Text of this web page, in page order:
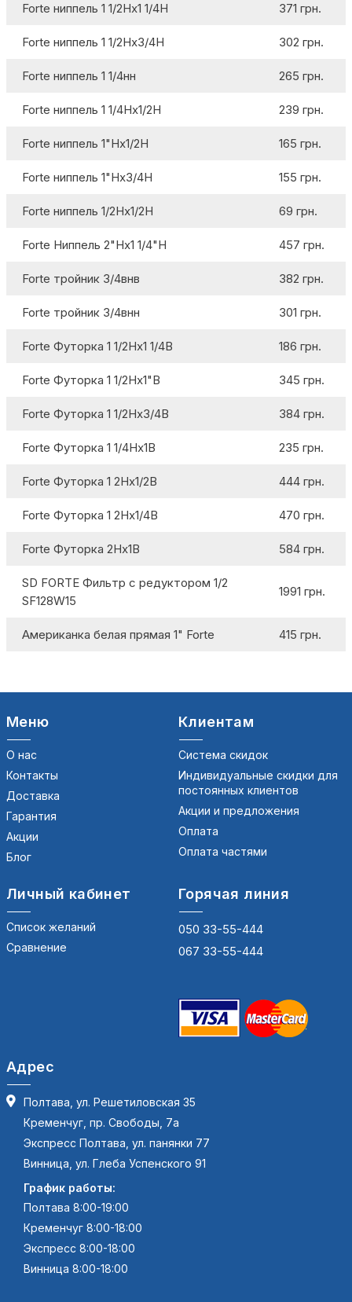
Forte ниппель 1 1/2Нх1 1/4Н 371 грн.
Forte ниппель 1 1/2Нх3/4Н 302 грн.
Forte ниппель 1 1/4нн 265 грн.
Forte ниппель 1 1/4Нх1/2Н 239 грн.
Forte ниппель 1"Нх1/2Н 165 грн.
Forte ниппель 1"Нх3/4Н 155 грн.
Forte ниппель 1/2Нх1/2Н 69 грн.
Forte Ниппель 2"Нх1 1/4"Н 457 грн.
Forte тройник 3/4внв 382 грн.
Forte тройник 3/4внн 301 грн.
Forte Футорка 1 1/2Нх1 1/4В 186 грн.
Forte Футорка 1 1/2Нх1"В 345 грн.
Forte Футорка 1 1/2Нх3/4В 384 грн.
Forte Футорка 1 1/4Нх1В 235 грн.
Forte Футорка 1 2Нх1/2В 444 грн.
Forte Футорка 1 2Нх1/4В 470 грн.
Forte Футорка 2Нх1В 584 грн.
SD FORTE Фильтр с редуктором 1/2
SF128W15
1991 грн.
Американка белая прямая 1" Forte 415 грн.
Меню
О нас
Контакты
Доставка
Гарантия
Акции
Блог
Клиентам
Система скидок
Индивидуальные скидки для
постоянных клиентов
Акции и предложения
Оплата
Оплата частями
Личный кабинет
Список желаний
Сравнение
Горячая линия
050 33-55-444
067 33-55-444
Адрес
Полтава, ул. Решетиловская 35
Кременчуг, пр. Свободы, 7а
Экспресс Полтава, ул. панянки 77
Винница, ул. Глеба Успенского 91
График работы:
Полтава 8:00-19:00
Кременчуг 8:00-18:00
Экспресс 8:00-18:00
Винница 8:00-18:00